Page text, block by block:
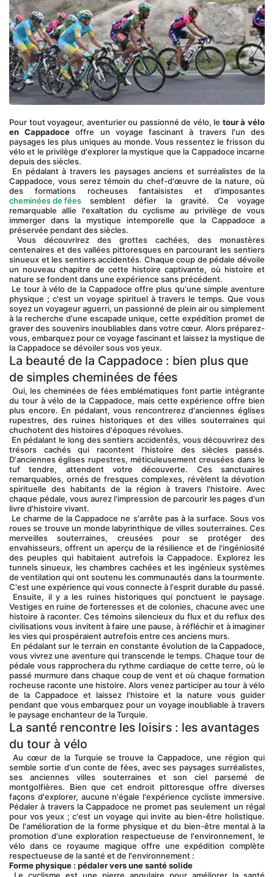
Pour tout voyageur, aventurier ou passionné de vélo, le tour à vélo
en Cappadoce offre un voyage fascinant à travers l'un des
paysages les plus uniques au monde. Vous ressentez le frisson du
vélo et le privilège d'explorer la mystique que la Cappadoce incarne
depuis des siècles.
Cappadoce, vous serez témoin du chef-d'œuvre de la nature, où
des formations rocheuses fantaisistes et d'imposantes
cheminées de fées semblent défier la gravité. Ce voyage
remarquable allie l'exaltation du cyclisme au privilège de vous
immerger dans la mystique intemporelle que la Cappadoce a
préservée pendant des siècles.
centenaires et des vallées pittoresques en parcourant les sentiers
sinueux et les sentiers accidentés. Chaque coup de pédale dévoile
un nouveau chapitre de cette histoire captivante, où histoire et
nature se fondent dans une expérience sans précédent.
physique ; c'est un voyage spirituel à travers le temps. Que vous
soyez un voyageur aguerri, un passionné de plein air ou simplement
à la recherche d'une escapade unique, cette expédition promet de
graver des souvenirs inoubliables dans votre cœur. Alors préparez-
vous, embarquez pour ce voyage fascinant et laissez la mystique de
la Cappadoce se dévoiler sous vos yeux.
La beauté de la Cappadoce : bien plus que
de simples cheminées de fées
du tour à vélo de la Cappadoce, mais cette expérience offre bien
plus encore. En pédalant, vous rencontrerez d'anciennes églises
rupestres, des ruines historiques et des villes souterraines qui
chuchotent des histoires d'époques révolues.
trésors cachés qui racontent l'histoire des siècles passés.
D'anciennes églises rupestres, méticuleusement creusées dans le
tuf tendre, attendent votre découverte. Ces sanctuaires
remarquables, ornés de fresques complexes, révèlent la dévotion
spirituelle des habitants de la région à travers l'histoire. Avec
chaque pédale, vous aurez l'impression de parcourir les pages d'un
livre d'histoire vivant.
roues se trouve un monde labyrinthique de villes souterraines. Ces
merveilles souterraines, creusées pour se protéger des
envahisseurs, offrent un aperçu de la résilience et de l'ingéniosité
des peuples qui habitaient autrefois la Cappadoce. Explorez les
tunnels sinueux, les chambres cachées et les ingénieux systèmes
de ventilation qui ont soutenu les communautés dans la tourmente.
C'est une expérience qui vous connecte à l'esprit durable du passé.
Vestiges en ruine de forteresses et de colonies, chacune avec une
histoire à raconter. Ces témoins silencieux du flux et du reflux des
civilisations vous invitent à faire une pause, à réfléchir et à imaginer
les vies qui prospéraient autrefois entre ces anciens murs.
vous vivrez une aventure qui transcende le temps. Chaque tour de
pédale vous rapprochera du rythme cardiaque de cette terre, où le
passé murmure dans chaque coup de vent et où chaque formation
rocheuse raconte une histoire. Alors venez participer au tour à vélo
de la Cappadoce et laissez l'histoire et la nature vous guider
pendant que vous embarquez pour un voyage inoubliable à travers
le paysage enchanteur de la Turquie.
La santé rencontre les loisirs : les avantages
du tour à vélo
semble sortie d'un conte de fées, avec ses paysages surréalistes,
ses anciennes villes souterraines et son ciel parsemé de
montgolfières. Bien que cet endroit pittoresque offre diverses
façons d'explorer, aucune n'égale l'expérience cycliste immersive.
Pédaler à travers la Cappadoce ne promet pas seulement un régal
pour vos yeux ; c'est un voyage qui invite au bien-être holistique.
De l'amélioration de la forme physique et du bien-être mental à la
promotion d'une exploration respectueuse de l'environnement, le
vélo dans ce royaume magique offre une expédition complète
respectueuse de la santé et de l'environnement :
Forme physique : pédaler vers une santé solide